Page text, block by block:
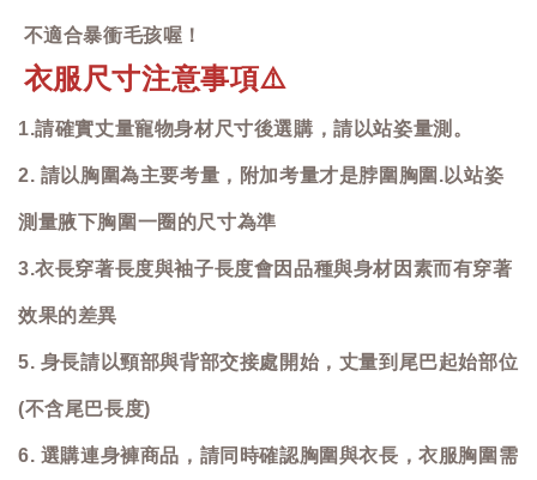
不適合暴衝毛孩喔！
衣服尺寸注意事項⚠️
1.請確實丈量寵物身材尺寸後選購，請以站姿量測。
2. 請以胸圍為主要考量，附加考量才是脖圍胸圍.以站姿
測量腋下胸圍一圈的尺寸為準
3.衣長穿著長度與袖子長度會因品種與身材因素而有穿著
效果的差異
5. 身長請以頸部與背部交接處開始，丈量到尾巴起始部位
(不含尾巴長度)
6. 選購連身褲商品，請同時確認胸圍與衣長，衣服胸圍需